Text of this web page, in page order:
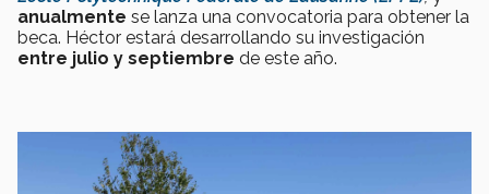
anualmente se lanza una convocatoria para obtener la
beca. Héctor estará desarrollando su investigación
entre julio y septiembre de este año.